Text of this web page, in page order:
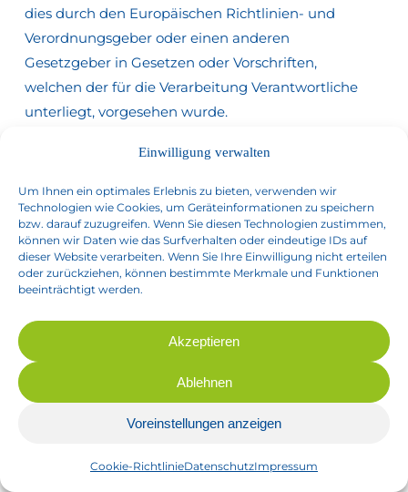
Einwilligung verwalten
Um Ihnen ein optimales Erlebnis zu bieten, verwenden wir
Technologien wie Cookies, um Geräteinformationen zu speichern
bzw. darauf zuzugreifen. Wenn Sie diesen Technologien zustimmen,
können wir Daten wie das Surfverhalten oder eindeutige IDs auf
dieser Website verarbeiten. Wenn Sie Ihre Einwilligung nicht erteilen
oder zurückziehen, können bestimmte Merkmale und Funktionen
beeinträchtigt werden.
Akzeptieren
Ablehnen
Voreinstellungen anzeigen
Cookie-RichtlinieDatenschutzImpressum
dies durch den Europäischen Richtlinien- und
Verordnungsgeber oder einen anderen
Gesetzgeber in Gesetzen oder Vorschriften,
welchen der für die Verarbeitung Verantwortliche
unterliegt, vorgesehen wurde.
Entfällt der Speicherungszweck oder läuft eine
Verordnungsgeber oder einem anderen
zuständigen Gesetzgeber vorgeschriebene
Speicherfrist ab, werden die personenbezogenen
Daten routinemäßig und entsprechend den
10.
a) Recht auf Bestätigung
Europäischen Richtlinien- und